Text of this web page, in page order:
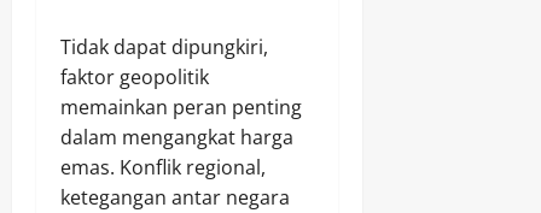
Tidak dapat dipungkiri,
faktor geopolitik
memainkan peran penting
dalam mengangkat harga
emas. Konflik regional,
ketegangan antar negara